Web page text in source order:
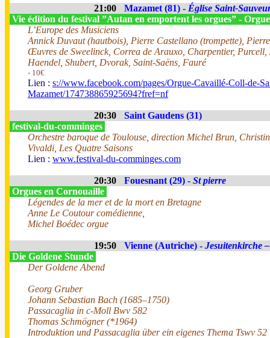
21:00 Mazamet (81) - Église Saint-
Vie édition du festival ”Autan en emportent les orgues” -
L’Europe des Musiciens
Annick Duvaut (hautbois), Pierre Castellano (trompette),
Œuvres de Sweelinck, Correa de Arauxo, Charpentier,
Haendel, Shubert, Dvorak, Saint-Saëns, Fauré
- 10€
Lien : s://www.facebook.com/pages/Orgue-Cavaillé-Coll-de-
Mazamet/174738865925694?fref=nf
20:30
Saint Gaudens (31)
festival-du-comminges
Orchestre baroque de Toulouse, direction Michel Brun,
Vivaldi, Les Quatre Saisons
Lien : www.festival-du-comminges.com
20:30 Fouesnant (29) - St pierre
Orgues en Cornouaille
Légendes de la mer et de la mort en Bretagne
Anne Le Coutour comédienne,
Michel Boédec orgue
19:50 Vienne (Autriche) - Jesuitenkirche
Die Goldene Stunde
Der Goldene Abend
Georg Gruber
Johann Sebastian Bach (1685–1750)
Passacaglia in c-Moll Bwv 582
Thomas Schmögner (*1964)
Introduktion und Passacaglia über ein eigenes Thema Tswv 52